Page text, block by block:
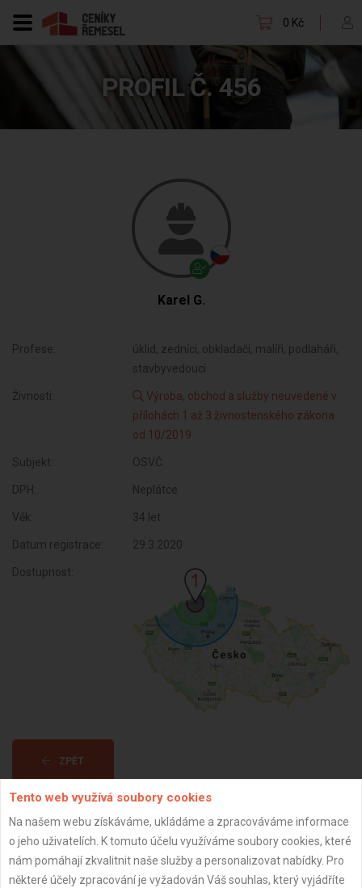
0 Kč
PROFIL Č. 456
Karel G.
Profese:
úklid, zedníci, obkladači, malíři, podlaháři,
stavbyvedoucí
Živnosti:
Výroba, obchod a služby neuvedené v
přílohách 1 až 3 živnostenského zákona
od 10/2019
Subjekt: OSVČ
DPH: Neplátce
Věk: 34 let
Datum registrace: 29.3.2020
Dostupnost:
ZPĚT
Aktualizováno z portálu ARES dne 01.01.2024 08:00:11
Tento web využívá soubory cookies
Na našem webu získáváme, ukládáme a zpracováváme informace
o jeho uživatelích. K tomuto účelu využíváme soubory cookies, které
nám pomáhají zkvalitnit naše služby a personalizovat nabídky. Pro
některé účely zpracování je vyžadován Váš souhlas, který vyjádříte